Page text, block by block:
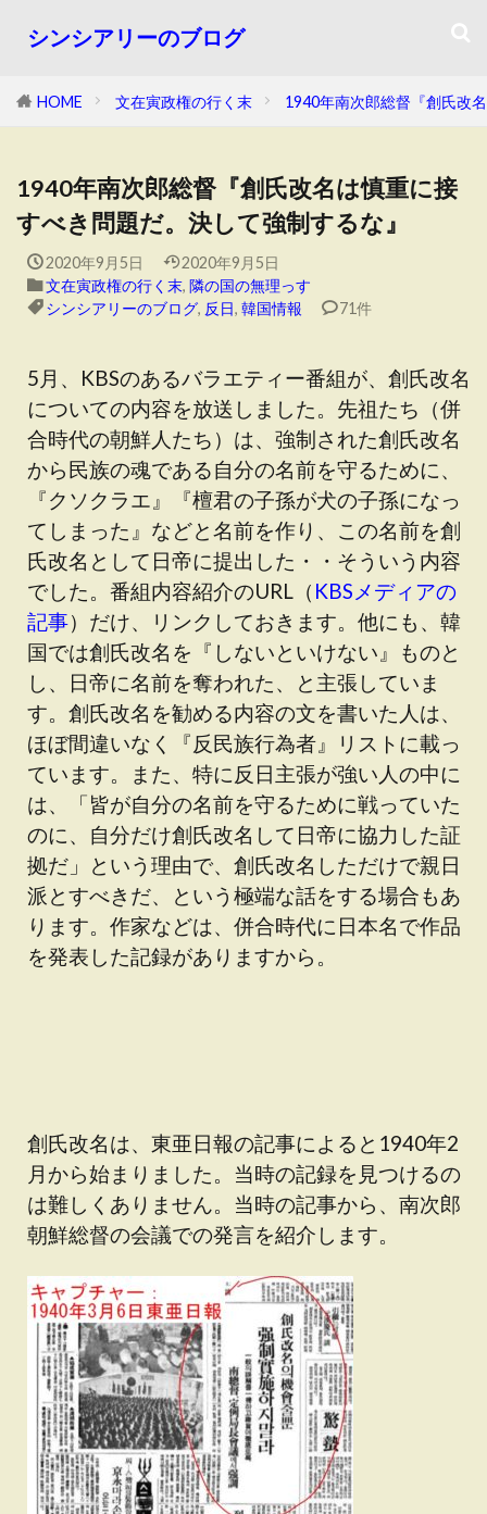
シンシアリーのブログ
HOME 文在寅政権の行く末 1940年南次郎総督『創氏改
1940年南次郎総督『創氏改名は慎重に接
すべき問題だ。決して強制するな』
2020年9月5日
2020年9月5日
文在寅政権の行く末, 隣の国の無理っす
シンシアリーのブログ, 反日, 韓国情報 71件
5月、KBSのあるバラエティー番組が、創氏改名
についての内容を放送しました。先祖たち（併
合時代の朝鮮人たち）は、強制された創氏改名
から民族の魂である自分の名前を守るために、
『クソクラエ』『檀君の子孫が犬の子孫になっ
てしまった』などと名前を作り、この名前を創
氏改名として日帝に提出した・・そういう内容
でした。番組内容紹介のURL（ KBSメディアの
記事）だけ、リンクしておきます。他にも、韓
国では創氏改名を『しないといけない』ものと
し、日帝に名前を奪われた、と主張していま
す。創氏改名を勧める内容の文を書いた人は、
ほぼ間違いなく『反民族行為者』リストに載っ
ています。また、特に反日主張が強い人の中に
は、「皆が自分の名前を守るために戦っていた
のに、自分だけ創氏改名して日帝に協力した証
拠だ」という理由で、創氏改名しただけで親日
派とすべきだ、という極端な話をする場合もあ
ります。作家などは、併合時代に日本名で作品
を発表した記録がありますから。
創氏改名は、東亜日報の記事によると1940年2
月から始まりました。当時の記録を見つけるの
は難しくありません。当時の記事から、南次郎
朝鮮総督の会議での発言を紹介します。